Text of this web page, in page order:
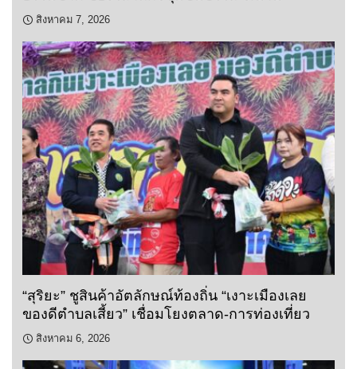
สิงหาคม 7, 2026
“สุริยะ” ชูสินค้าอัตลักษณ์ท้องถิ่น “เงาะเมืองเลย
ของดีตำบลเสี้ยว” เชื่อมโยงตลาด-การท่องเที่ยว
สิงหาคม 6, 2026